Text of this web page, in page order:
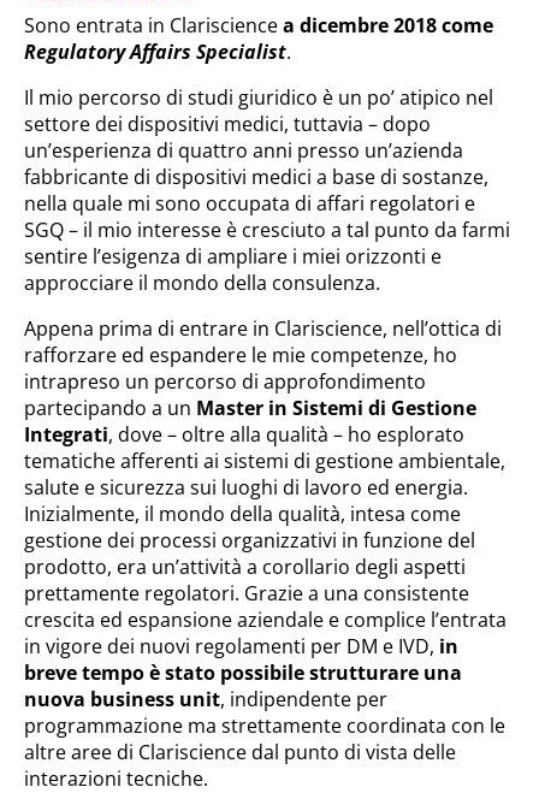
Sono entrata in Clarisciencea dicembre 2018 come
Regulatory Affairs Specialist.
Il mio percorso di studi giuridico è un po’ atipico nel
settore dei dispositivi medici, tuttavia – dopo
un’esperienza di quattro anni presso un’azienda
fabbricante di dispositivi medici a base di sostanze,
nella quale mi sono occupata di affari regolatori e
SGQ – il mio interesse è cresciuto a tal punto da farmi
sentire l’esigenza di ampliare i miei orizzonti e
approcciare il mondo della consulenza.
Appena prima di entrare in Clariscience, nell’ottica di
rafforzare ed espandere le mie competenze, ho
intrapreso un percorso di approfondimento
partecipando a un Master in Sistemi di Gestione
Integrati, dove – oltre alla qualità – ho esplorato
tematiche afferenti ai sistemi di gestione ambientale,
salute e sicurezza sui luoghi di lavoro ed energia.
Inizialmente, il mondo della qualità, intesa come
gestione dei processi organizzativi in funzione del
prodotto, era un’attività a corollario degli aspetti
prettamente regolatori. Grazie a una consistente
crescita ed espansione aziendale e complice l’entrata
in vigore dei nuovi regolamenti per DM e IVD, in
breve tempo è stato possibile strutturare una
nuova business unit, indipendente per
programmazione ma strettamente coordinata con le
altre aree di Clariscience dal punto di vista delle
interazioni tecniche.